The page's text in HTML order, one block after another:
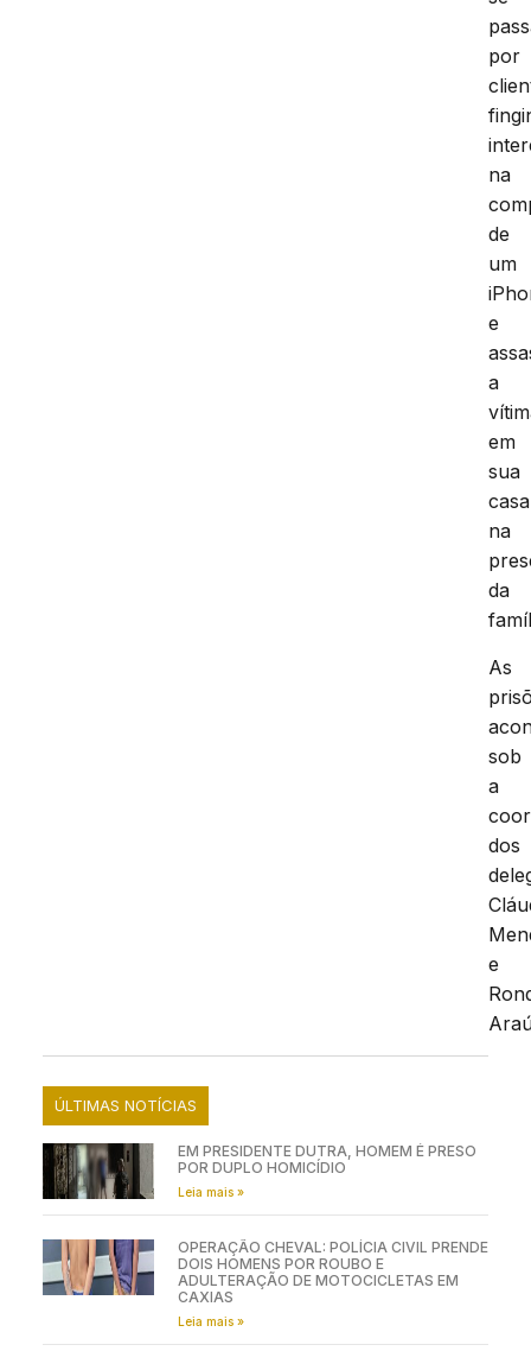
por
na
de
um
e
a
em
sua
casa
na
da
As
sob
a
dos
e
ÚLTIMAS NOTÍCIAS
EM PRESIDENTE DUTRA, HOMEM É PRESO
POR DUPLO HOMICÍDIO
Leia mais »
OPERAÇÃO CHEVAL: POLÍCIA CIVIL PRENDE
DOIS HOMENS POR ROUBO E
ADULTERAÇÃO DE MOTOCICLETAS EM
CAXIAS
Leia mais »